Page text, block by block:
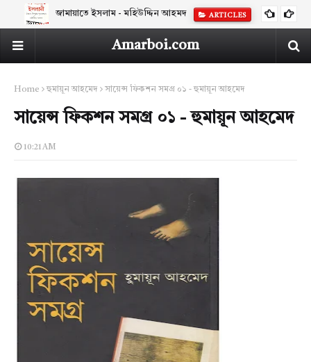
জামায়াতে ইসলাম - মহিউদ্দিন আহমদ ARTICLES
Amarboi.com
Home হুমায়ূন আহমেদ সায়েন্স ফিকশন সমগ্র ০১ - হুমায়ূন আহমেদ
সায়েন্স ফিকশন সমগ্র ০১ - হুমায়ূন আহমেদ
10:21 AM